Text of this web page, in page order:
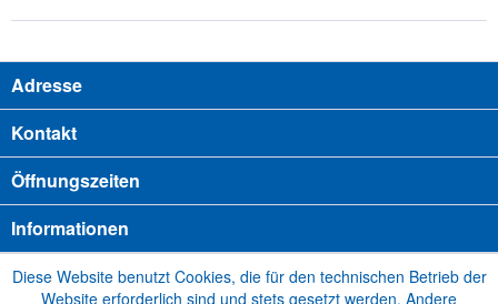
Adresse
Kontakt
Öffnungszeiten
Informationen
Diese Website benutzt Cookies, die für den technischen Betrieb der
Website erforderlich sind und stets gesetzt werden. Andere